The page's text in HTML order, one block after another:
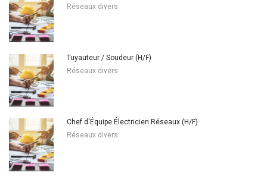
Réseaux divers
Tuyauteur / Soudeur (H/F)
Réseaux divers
Chef d'Équipe Électricien Réseaux (H/F)
Réseaux divers